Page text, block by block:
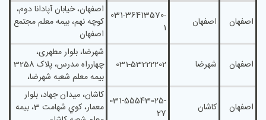
اصفهان اصفهان
031-36413570-
1
اصفهان، خیابان آپادانا دوم،
کوچه نهم، بیمه معلم مجتمع
اصفهان
اصفهان شهرضا 031-53222202
شهرضا، بلوار مطهری،
چهارراه مدرس، پلاک 3258
بیمه معلم شعبه شهرضا،
اصفهان کاشان
031-55543025-
27
کاشان، ميدان جهاد، بلوار
معمار، کوي شهامت 3، بيمه